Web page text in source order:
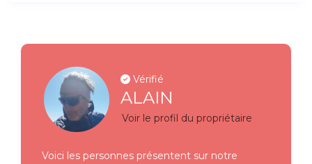
Vérifié
ALAIN
Voir le profil du propriétaire
Voici les personnes présentent sur notre